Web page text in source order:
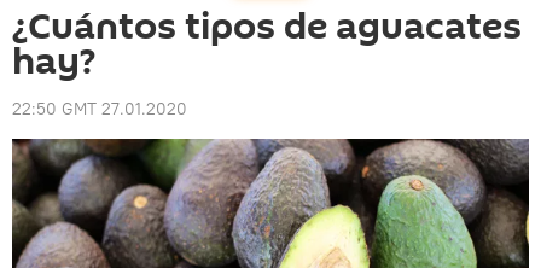
¿Cuántos tipos de aguacates
hay?
22:50 GMT 27.01.2020